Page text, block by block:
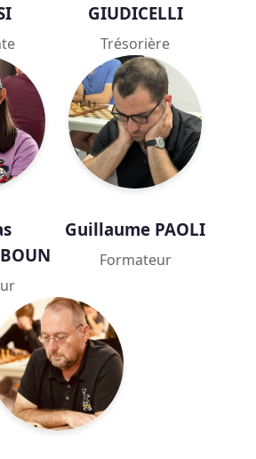
GIUDICELLI
Trésorière
Guillaume PAOLI
Formateur